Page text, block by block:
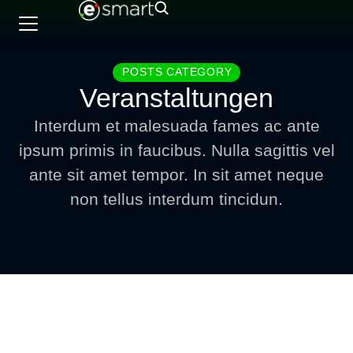
POSTS CATEGORY
Veranstaltungen
Interdum et malesuada fames ac ante
ipsum primis in faucibus. Nulla sagittis vel
ante sit amet tempor. In sit amet neque
non tellus interdum tincidun.